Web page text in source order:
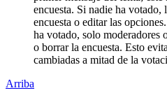
encuesta. Si nadie ha votado,
encuesta o editar las
ha votado, solo moderadores
o borrar la encuesta. Esto
cambiadas a mitad de la
Arriba